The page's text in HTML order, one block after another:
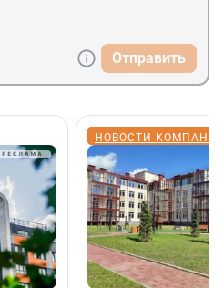
Отправить
НОВОСТИ